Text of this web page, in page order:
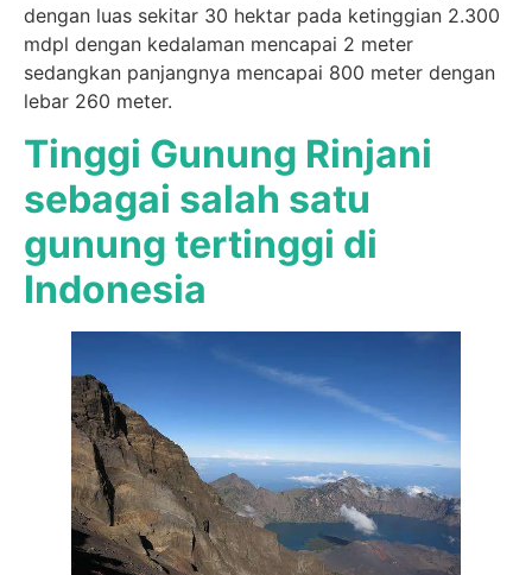
dengan luas sekitar 30 hektar pada ketinggian 2.300
mdpl dengan kedalaman mencapai 2 meter
sedangkan panjangnya mencapai 800 meter dengan
lebar 260 meter.
Tinggi Gunung Rinjani
sebagai salah satu
gunung tertinggi di
Indonesia